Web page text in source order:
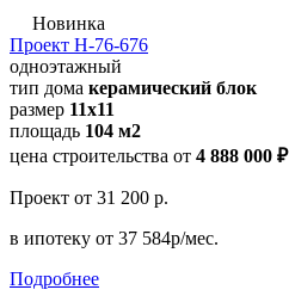
Новинка
Проект Н-76-676
одноэтажный
тип дома керамический блок
размер 11x11
площадь 104 м2
цена строительства от 4 888 000 ₽
Проект от 31 200 р.
в ипотеку от 37 584р/мес.
Подробнее